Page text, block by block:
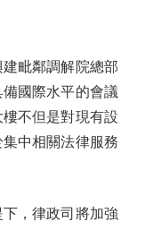
毗鄰調解院總部
國際水平的會議
不但是對現有設
中相關法律服務
，律政司將加強